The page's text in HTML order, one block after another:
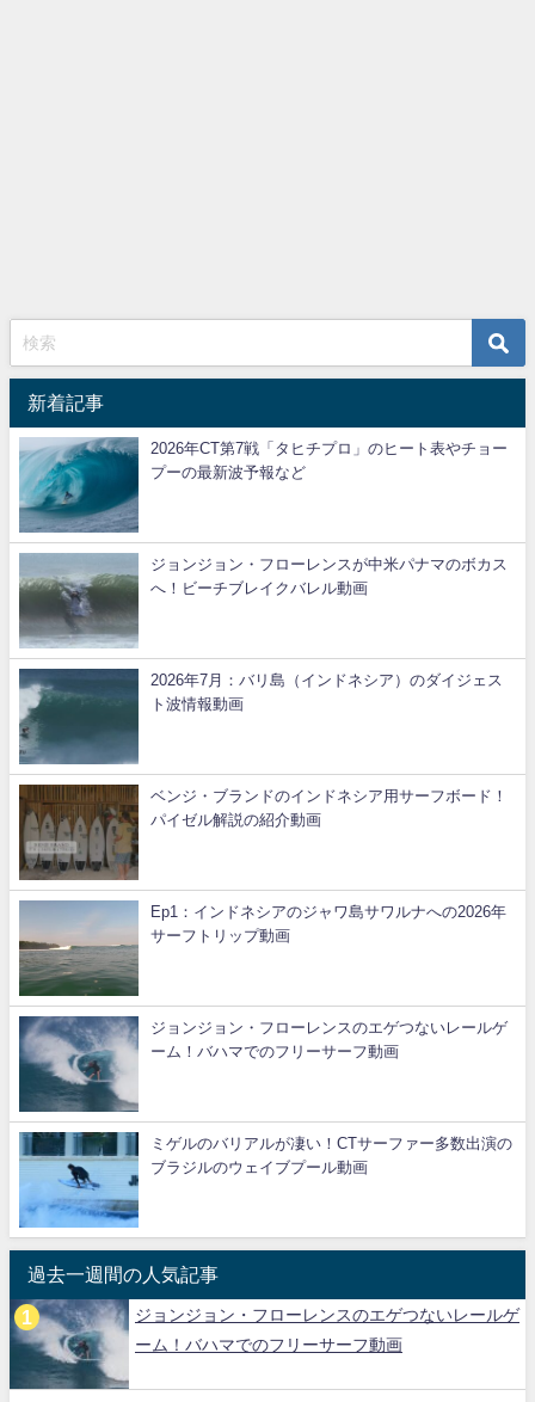
新着記事
2026年CT第7戦「タヒチプロ」のヒート表やチョー
プーの最新波予報など
ジョンジョン・フローレンスが中米パナマのボカス
へ！ビーチブレイクバレル動画
2026年7月：バリ島（インドネシア）のダイジェス
ト波情報動画
ベンジ・ブランドのインドネシア用サーフボード！
パイゼル解説の紹介動画
Ep1：インドネシアのジャワ島サワルナへの2026年
サーフトリップ動画
ジョンジョン・フローレンスのエゲつないレールゲ
ーム！バハマでのフリーサーフ動画
ミゲルのバリアルが凄い！CTサーファー多数出演の
ブラジルのウェイブプール動画
過去一週間の人気記事
ジョンジョン・フローレンスのエゲつないレールゲ
ーム！バハマでのフリーサーフ動画